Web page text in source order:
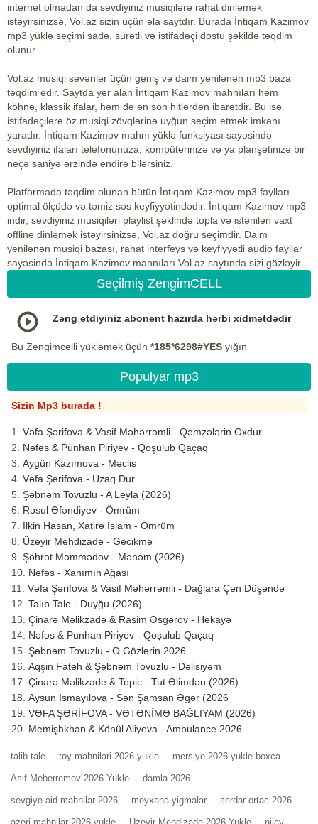
internet olmadan da sevdiyiniz musiqilərə rahat dinləmək
istəyirsinizsə, Vol.az sizin üçün əla saytdır. Burada İntiqam Kazimov
mp3 yüklə seçimi sadə, sürətli və istifadəçi dostu şəkildə təqdim
olunur.
Vol.az musiqi sevənlər üçün geniş və daim yenilənən mp3 baza
təqdim edir. Saytda yer alan İntiqam Kazimov mahnıları həm
köhnə, klassik ifalar, həm də ən son hitlərdən ibarətdir. Bu isə
istifadəçilərə öz musiqi zövqlərinə uyğun seçim etmək imkanı
yaradır. İntiqam Kazimov mahnı yüklə funksiyası sayəsində
sevdiyiniz ifaları telefonunuza, kompüterinizə və ya planşetinizə bir
neçə saniyə ərzində endirə bilərsiniz.
Platformada təqdim olunan bütün İntiqam Kazimov mp3 faylları
optimal ölçüdə və təmiz səs keyfiyyətindədir. İntiqam Kazimov mp3
indir, sevdiyiniz musiqiləri playlist şəklində topla və istənilən vaxt
offline dinləmək istəyirsinizsə, Vol.az doğru seçimdir. Daim
yenilənən musiqi bazası, rahat interfeys və keyfiyyətli audio fayllar
sayəsində İntiqam Kazimov mahnıları Vol.az saytında sizi gözləyir.
Seçilmiş ZengimCELL
Zəng etdiyiniz abonent hazırda hərbi xidmətdədir
Bu Zengimcelli yükləmək üçün *185*6298#YES yığın
Populyar mp3
Sizin Mp3 burada !
Vəfa Şərifova & Vasif Məhərrəmli - Qəmzələrin Oxdur
Nəfəs & Pünhan Piriyev - Qoşulub Qaçaq
Aygün Kazımova - Məclis
Vəfa Şərifova - Uzaq Dur
Şəbnəm Tovuzlu - A Leyla (2026)
Rəsul Əfəndiyev - Ömrüm
İlkin Hasan, Xatirə İslam - Ömrüm
Üzeyir Mehdizadə - Gecikmə
Şöhrət Məmmədov - Mənəm (2026)
Nəfəs - Xanımın Ağası
Vəfa Şərifova & Vasif Məhərrəmli - Dağlara Çən Düşəndə
Talıb Tale - Duyğu (2026)
Çinarə Məlikzadə & Rasim Əsgərov - Hekayə
Nəfəs & Punhan Piriyev - Qoşulub Qaçaq
Şəbnəm Tovuzlu - O Gözlərin 2026
Aqşin Fateh & Şəbnəm Tovuzlu - Dəlisiyəm
Çinarə Məlikzade & Topic - Tut Əlimdən (2026)
Aysun İsmayılova - Sən Şamsan Əgər (2026
VƏFA ŞƏRİFOVA - VƏTƏNİMƏ BAĞLIYAM (2026)
Memişhkhan & Könül Aliyeva - Ambulance 2026
talib tale toy mahnilari 2026 yukle mersiye 2026 yukle boxca
Asif Meherremov 2026 Yukle damla 2026
sevgiye aid mahnilar 2026 meyxana yigmalar serdar ortac 2026